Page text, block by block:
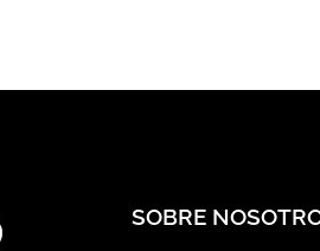
SOBRE